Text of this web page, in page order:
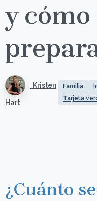
y cómo
Kristen
Hart
Familia
Tarjeta
¿Cuánto